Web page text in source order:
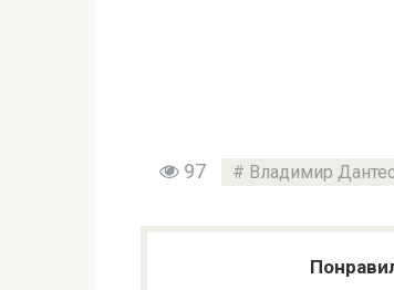
97 Владимир